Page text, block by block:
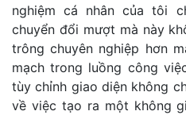
nghiệm cá nhân của tôi
chuyển đổi mượt mà này
trông chuyên nghiệp hơn
mạch trong luồng công
tùy chỉnh giao diện không
về việc tạo ra một không